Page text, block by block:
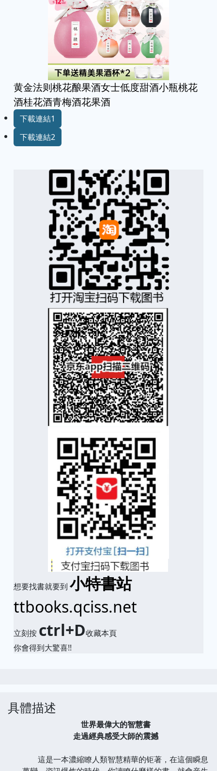
黄金法则桃花酿果酒女士低度甜酒小瓶桃花
酒桂花酒青梅酒花果酒
下載連結1
下載連結2
想要找書就要到 小特書站
ttbooks.qciss.net
立刻按 ctrl+D收藏本頁
你會得到大驚喜!!
具體描述
世界最偉大的智慧書
走過經典感受大師的震撼
這是一本濃縮瞭人類智慧精華的钜著，在這個瞬息